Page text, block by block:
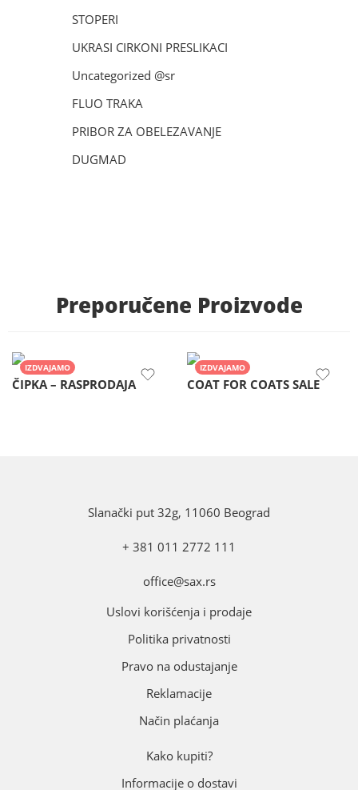
STOPERI
UKRASI CIRKONI PRESLIKACI
Uncategorized @sr
FLUO TRAKA
PRIBOR ZA OBELEZAVANJE
DUGMAD
Preporučene Proizvode
IZDVAJAMO
ČIPKA – RASPRODAJA
IZDVAJAMO
COAT FOR COATS SALE
Slanački put 32g, 11060 Beograd
+ 381 011 2772 111
office@sax.rs
Uslovi korišćenja i prodaje
Politika privatnosti
Pravo na odustajanje
Reklamacije
Način plaćanja
Kako kupiti?
Informacije o dostavi